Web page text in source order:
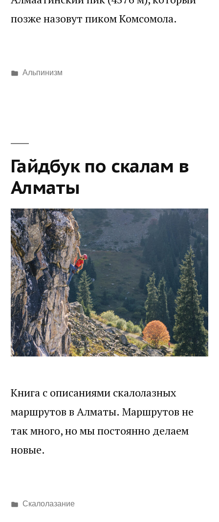
позже назовут пиком Комсомола.
Написано
Альпинизм
Гайдбук по скалам в
Алматы
Книга с описаниями скалолазных
маршрутов в Алматы. Маршрутов не
так много, но мы постоянно делаем
новые.
Написано
Скалолазание